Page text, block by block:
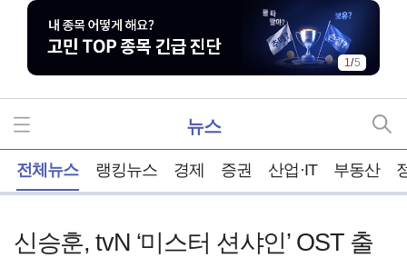
1/5
뉴스
전체뉴스 랭킹뉴스 경제 증권 산업·IT 부동산
신승훈, tvN ‘미스터 션샤인’ OST 출